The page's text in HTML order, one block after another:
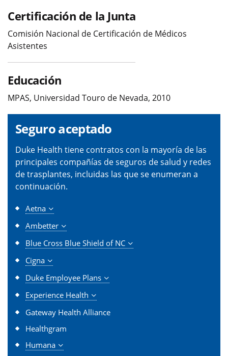
Certificación de la Junta
Comisión Nacional de Certificación de Médicos
Asistentes
Educación
MPAS, Universidad Touro de Nevada, 2010
Seguro aceptado
Duke Health tiene contratos con la mayoría de las
principales compañías de seguros de salud y redes
de trasplantes, incluidas las que se enumeran a
continuación.
Aetna
Ambetter
Blue Cross Blue Shield of NC
Cigna
Duke Employee Plans
Experience Health
Gateway Health Alliance
Healthgram
Humana